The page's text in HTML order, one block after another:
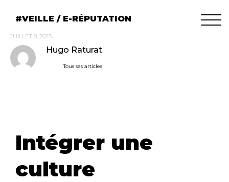
VEILLE / E-RÉPUTATION
JUILLET 8, 2025
Hugo Raturat
Tous ses articles
Intégrer une
culture